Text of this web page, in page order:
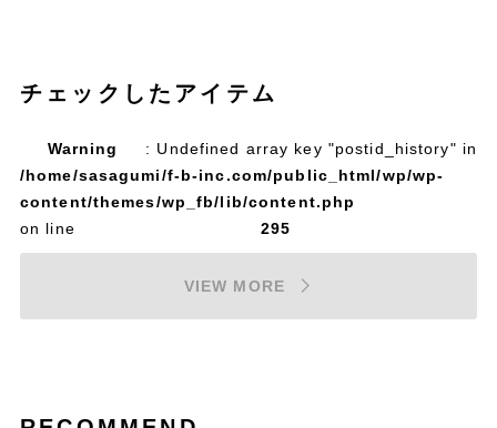
チェックしたアイテム
Warning
: Undefined array key "postid_history" in
/home/sasagumi/f-b-inc.com/public_html/wp/wp-
content/themes/wp_fb/lib/content.php
on line
295
VIEW MORE